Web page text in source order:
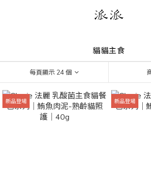
貓貓主食
每頁顯示 24 個
新品登場 新品登場